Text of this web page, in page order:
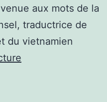
aux mots de la
traductrice de
du vietnamien